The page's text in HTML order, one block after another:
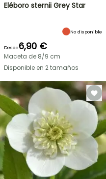
Eléboro sternii Grey Star
No disponible
Desde6,90 €
Maceta de 8/9 cm
Disponible en 2 tamaños